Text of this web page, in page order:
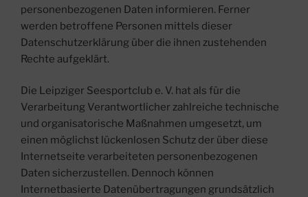
personenbezogenen Daten informieren. Ferner
werden betroffene Personen mittels dieser
Datenschutzerklärung über die ihnen zustehenden
Rechte aufgeklärt.
Die Leipziger Seesportclub e. V. hat als für die
Verarbeitung Verantwortlicher zahlreiche technische
und organisatorische Maßnahmen umgesetzt, um
einen möglichst lückenlosen Schutz der über diese
Internetseite verarbeiteten personenbezogenen
Daten sicherzustellen. Dennoch können
Internetbasierte Datenübertragungen grundsätzlich